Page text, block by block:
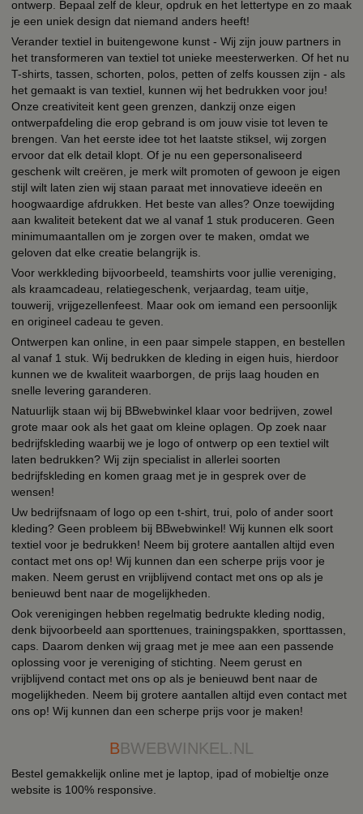
ontwerp. Bepaal zelf de kleur, opdruk en het lettertype en zo maak
je een uniek design dat niemand anders heeft!
Verander textiel in buitengewone kunst - Wij zijn jouw partners in
het transformeren van textiel tot unieke meesterwerken. Of het nu
T-shirts, tassen, schorten, polos, petten of zelfs koussen zijn - als
het gemaakt is van textiel, kunnen wij het bedrukken voor jou!
Onze creativiteit kent geen grenzen, dankzij onze eigen
ontwerpafdeling die erop gebrand is om jouw visie tot leven te
brengen. Van het eerste idee tot het laatste stiksel, wij zorgen
ervoor dat elk detail klopt. Of je nu een gepersonaliseerd
geschenk wilt creëren, je merk wilt promoten of gewoon je eigen
stijl wilt laten zien wij staan paraat met innovatieve ideeën en
hoogwaardige afdrukken. Het beste van alles? Onze toewijding
aan kwaliteit betekent dat we al vanaf 1 stuk produceren. Geen
minimumaantallen om je zorgen over te maken, omdat we
geloven dat elke creatie belangrijk is.
Voor werkkleding bijvoorbeeld, teamshirts voor jullie vereniging,
als kraamcadeau, relatiegeschenk, verjaardag, team uitje,
touwerij, vrijgezellenfeest. Maar ook om iemand een persoonlijk
en origineel cadeau te geven.
Ontwerpen kan online, in een paar simpele stappen, en bestellen
al vanaf 1 stuk. Wij bedrukken de kleding in eigen huis, hierdoor
kunnen we de kwaliteit waarborgen, de prijs laag houden en
snelle levering garanderen.
Natuurlijk staan wij bij BBwebwinkel klaar voor bedrijven, zowel
grote maar ook als het gaat om kleine oplagen. Op zoek naar
bedrijfskleding waarbij we je logo of ontwerp op een textiel wilt
laten bedrukken? Wij zijn specialist in allerlei soorten
bedrijfskleding en komen graag met je in gesprek over de
wensen!
Uw bedrijfsnaam of logo op een t-shirt, trui, polo of ander soort
kleding? Geen probleem bij BBwebwinkel! Wij kunnen elk soort
textiel voor je bedrukken! Neem bij grotere aantallen altijd even
contact met ons op! Wij kunnen dan een scherpe prijs voor je
maken. Neem gerust en vrijblijvend contact met ons op als je
benieuwd bent naar de mogelijkheden.
Ook verenigingen hebben regelmatig bedrukte kleding nodig,
denk bijvoorbeeld aan sporttenues, trainingspakken, sporttassen,
caps. Daarom denken wij graag met je mee aan een passende
oplossing voor je vereniging of stichting. Neem gerust en
vrijblijvend contact met ons op als je benieuwd bent naar de
mogelijkheden. Neem bij grotere aantallen altijd even contact met
ons op! Wij kunnen dan een scherpe prijs voor je maken!
BBWEBWINKEL.NL
Bestel gemakkelijk online met je laptop, ipad of mobieltje onze
website is 100% responsive.